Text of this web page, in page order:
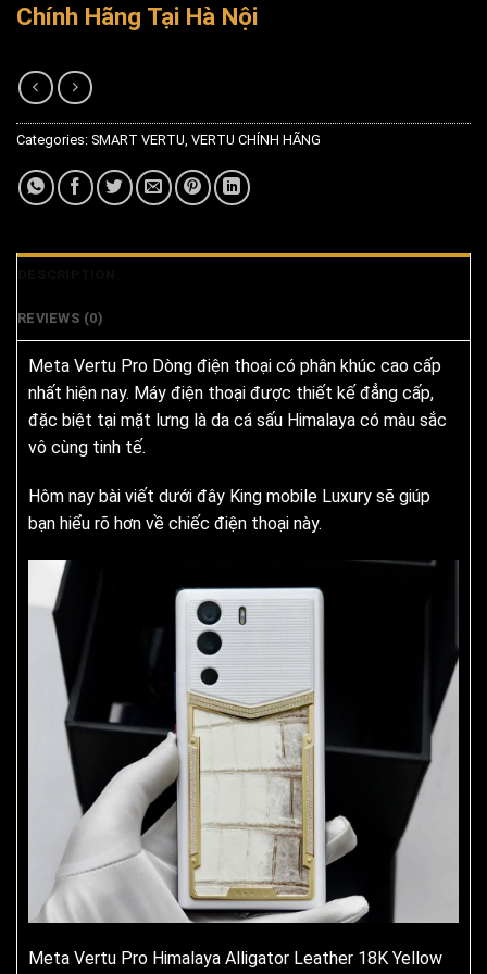
Chính Hãng Tại Hà Nội
Categories: SMART VERTU VERTU CHÍNH HÃNG
REVIEWS (0)
Meta Vertu Pro Dòng điện thoại có phân khúc cao cấp
nhất hiện nay. Máy điện thoại được thiết kế đẳng cấp,
đặc biệt tại mặt lưng là da cá sấu Himalaya có màu sắc
vô cùng tinh tế.
Hôm nay bài viết dưới đây King mobile Luxury sẽ giúp
bạn hiểu rõ hơn về chiếc điện thoại này.
Meta Vertu Pro Himalaya Alligator Leather 18K Yellow